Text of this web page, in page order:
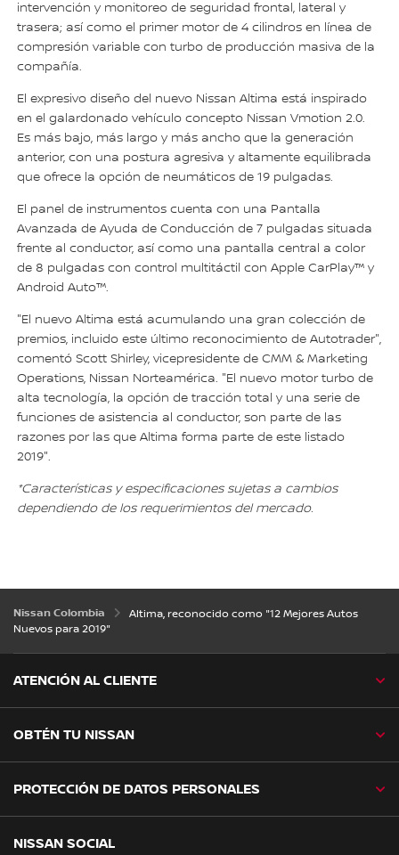
intervención y monitoreo de seguridad frontal, lateral y
trasera; así como el primer motor de 4 cilindros en línea de
compresión variable con turbo de producción masiva de la
compañía.
El expresivo diseño del nuevo Nissan Altima está inspirado
en el galardonado vehículo concepto Nissan Vmotion 2.0.
Es más bajo, más largo y más ancho que la generación
anterior, con una postura agresiva y altamente equilibrada
que ofrece la opción de neumáticos de 19 pulgadas.
El panel de instrumentos cuenta con una Pantalla
Avanzada de Ayuda de Conducción de 7 pulgadas situada
frente al conductor, así como una pantalla central a color
de 8 pulgadas con control multitáctil con Apple CarPlay™ y
Android Auto™.
"El nuevo Altima está acumulando una gran colección de
premios, incluido este último reconocimiento de Autotrader",
comentó Scott Shirley, vicepresidente de CMM & Marketing
Operations, Nissan Norteamérica. "El nuevo motor turbo de
alta tecnología, la opción de tracción total y una serie de
funciones de asistencia al conductor, son parte de las
razones por las que Altima forma parte de este listado
2019".
*Características y especificaciones sujetas a cambios
dependiendo de los requerimientos del mercado.
Nissan Colombia
Altima, reconocido como "12 Mejores Autos
Nuevos para 2019"
ATENCIÓN AL CLIENTE
OBTÉN TU NISSAN
PROTECCIÓN DE DATOS PERSONALES
NISSAN SOCIAL